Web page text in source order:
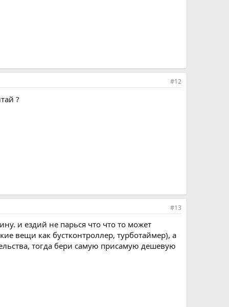
#12
?
#13
и ездий не парься что что то может
вещи как бустконтроллер, турботаймер), а
тогда бери самую присамую дешевую